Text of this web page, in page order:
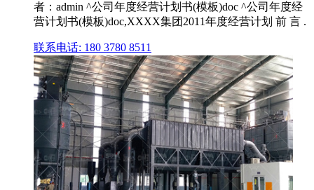
者：admin ^公司年度经营计划书(模板)doc ^公司年度经
营计划书(模板)doc,XXXX集团2011年度经营计划 前 言 .
联系电话: 180 3780 8511